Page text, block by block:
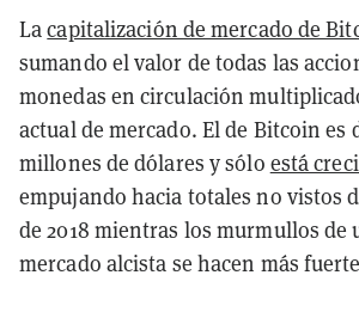
Lacapitalización de mercado de
sumando el valor de todas las
monedas en circulación
actual de mercado. El de Bitcoin es
millones de dólares y sólo está
empujando hacia totales no vistos
de 2018 mientras los murmullos de
mercado alcista se hacen más